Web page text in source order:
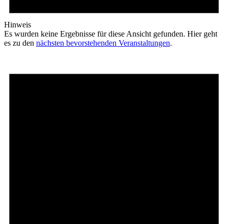
Hinweis
Es wurden keine Ergebnisse für diese Ansicht gefunden. Hier geht
es zu den nächsten bevorstehenden Veranstaltungen.